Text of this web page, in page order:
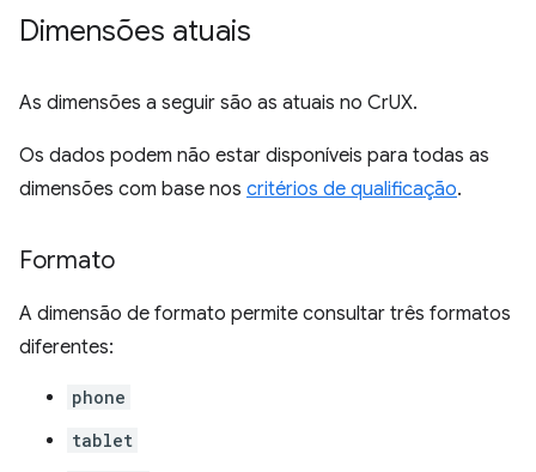
Dimensões atuais
As dimensões a seguir são as atuais no CrUX.
Os dados podem não estar disponíveis para todas as
dimensões com base nos critérios de qualificação.
Formato
A dimensão de formato permite consultar três formatos
diferentes:
phone
tablet